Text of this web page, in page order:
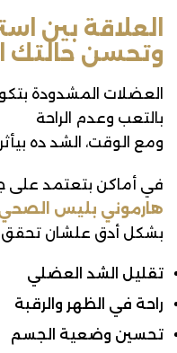
العلاقة بين
وتحسن حالتك
العضلات المشدودة
بالتعب وعدم الراحة
ومع الوقت، الشد ده
في أماكن بتعتمد
هارموني بليس
بشكل أدق علشان
تقليل الشد العضلي
راحة في الظهر والرقبة
تحسين وضعية الجسم